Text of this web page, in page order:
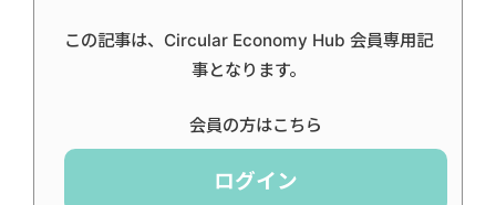
この記事は、Circular Economy Hub 会員専用記
事となります。
会員の方はこちら
ログイン